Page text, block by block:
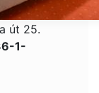
út 25.
1-